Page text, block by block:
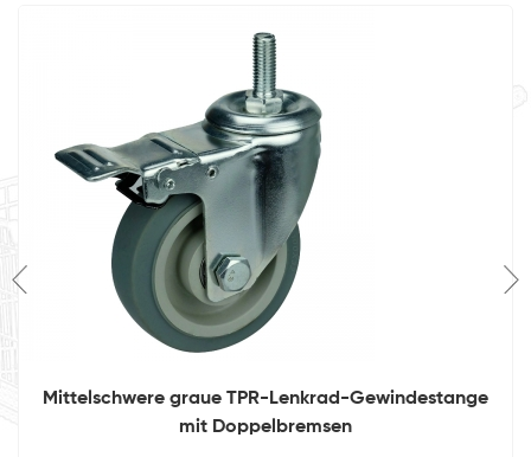
Mittelschwere graue TPR-Lenkrad-Gewindestange
mit Doppelbremsen